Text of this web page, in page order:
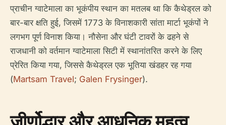
प्राचीन ग्वाटेमाला का भूकंपीय स्थान का मतलब था कि कैथेड्रल को
बार-बार क्षति हुई, जिसमें 1773 के विनाशकारी सांता मार्टा भूकंपों ने
लगभग पूर्ण विनाश किया। नौसेना और घंटी टावरों के ढहने से
राजधानी को वर्तमान ग्वाटेमाला सिटी में स्थानांतरित करने के लिए
प्रेरित किया गया, जिससे कैथेड्रल एक भूतिया खंडहर रह गया
(Martsam Travel; Galen Frysinger).